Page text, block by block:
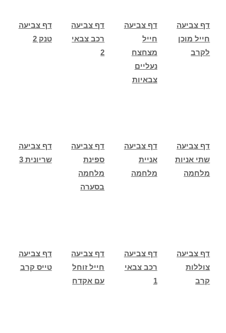
דף צביעה
טנק 2
דף צביעה
רכב צבאי
2
דף צביעה
חייל
מצחצח
נעליים
צבאיות
דף צביעה
חייל מוכן
לקרב
דף צביעה
שריונית 3
דף צביעה
ספינת
מלחמה
בסערה
דף צביעה
אניית
מלחמה
דף צביעה
שתי אניות
מלחמה
דף צביעה
טייס קרב
דף צביעה
חייל זוחל
עם אקדח
דף צביעה
רכב צבאי
1
דף צביעה
צוללות
קרב